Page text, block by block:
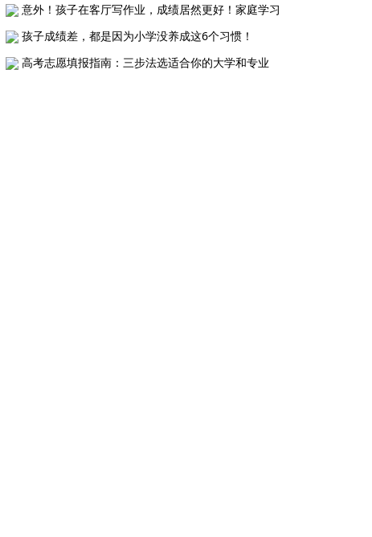
意外！孩子在客厅写作业，成绩居然更好！家庭学习
孩子成绩差，都是因为小学没养成这6个习惯！
高考志愿填报指南：三步法选适合你的大学和专业